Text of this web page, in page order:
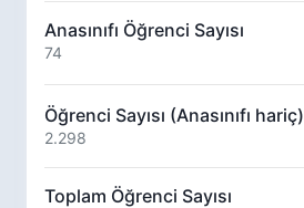
Anasınıfı Öğrenci Sayısı
74
Öğrenci Sayısı (Anasınıfı hariç)
2.298
Toplam Öğrenci Sayısı